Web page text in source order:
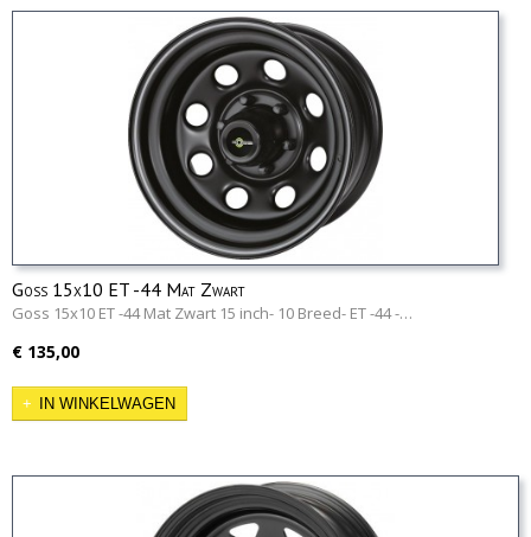
Goss 15x10 ET -44 Mat Zwart
Goss 15x10 ET -44 Mat Zwart 15 inch- 10 Breed- ET -44 -…
€ 135,00
IN WINKELWAGEN